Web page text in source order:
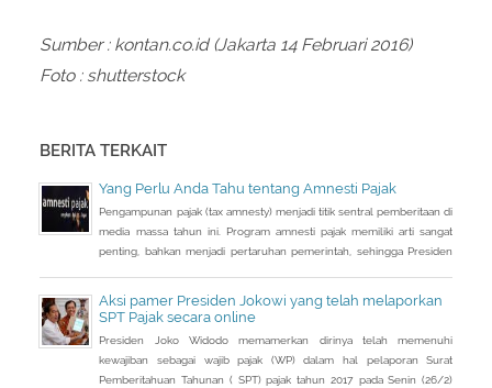
Sumber : kontan.co.id (Jakarta 14 Februari 2016)
Foto : shutterstock
BERITA TERKAIT
Yang Perlu Anda Tahu tentang Amnesti Pajak
Pengampunan pajak (tax amnesty) menjadi titik sentral pemberitaan di
media massa tahun ini. Program amnesti pajak memiliki arti sangat
penting, bahkan menjadi pertaruhan pemerintah, sehingga Presiden
Aksi pamer Presiden Jokowi yang telah melaporkan
SPT Pajak secara online
Presiden Joko Widodo memamerkan dirinya telah memenuhi
kewajiban sebagai wajib pajak (WP) dalam hal pelaporan Surat
Pemberitahuan Tahunan ( SPT) pajak tahun 2017 pada Senin (26/2)